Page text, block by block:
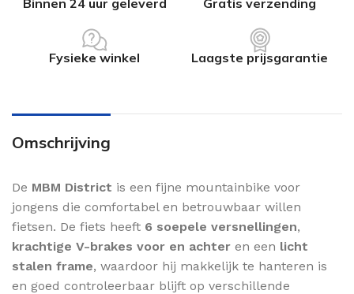
Binnen 24 uur geleverd Gratis verzending
Fysieke winkel Laagste prijsgarantie
Omschrijving
De MBM District is een fijne mountainbike voor
jongens die comfortabel en betrouwbaar willen
fietsen. De fiets heeft 6 soepele versnellingen,
krachtige V-brakes voor en achter en een licht
stalen frame, waardoor hij makkelijk te hanteren is
en goed controleerbaar blijft op verschillende